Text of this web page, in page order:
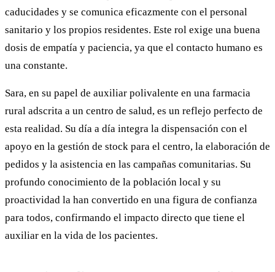
caducidades y se comunica eficazmente con el personal
sanitario y los propios residentes. Este rol exige una buena
dosis de empatía y paciencia, ya que el contacto humano es
una constante.
Sara, en su papel de auxiliar polivalente en una farmacia
rural adscrita a un centro de salud, es un reflejo perfecto de
esta realidad. Su día a día integra la dispensación con el
apoyo en la gestión de stock para el centro, la elaboración de
pedidos y la asistencia en las campañas comunitarias. Su
profundo conocimiento de la población local y su
proactividad la han convertido en una figura de confianza
para todos, confirmando el impacto directo que tiene el
auxiliar en la vida de los pacientes.